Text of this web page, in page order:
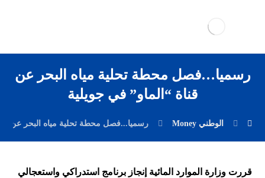
رسميا…فصل محطة تحلية مياه البحر عن
قناة “الماو” في جويلية
الوطني Money رسميا...فصل محطة تحلية مياه البحر عن
قررت وزارة الموارد المائية إنجاز برنامج استدراكي واستعجالي